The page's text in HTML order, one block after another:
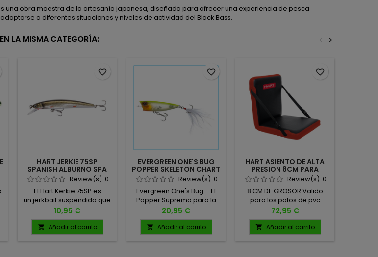
una obra maestra de la artesanía japonesa, diseñada para ofrecer una experiencia de pesca
a diferentes situaciones y niveles de actividad del Black Bass.
LA MISMA CATEGORÍA: >
<
HART JERKIE 75SP
SPANISH ALBURNO SPA
Review(s): 0
El Hart Kerkie 75SP es
un jerkbait suspendido que
demuestra que el tamaño
no lo es todo. Con sus 75
mm y 4.5 g, este señuelo
ligero ofrece lances
Precio
10,95 €
 Añadir al carrito
favorite_border
EVERGREEN ONE'S BUG
POPPER SKELETON CHART
059Review(s): 0
Evergreen One's Bug – El
Popper Supremo para la
Superficie 🎣🔥 El Evergreen
One's Bug es un popper
completo diseñado para
los pescadores que buscan
Precio
20,95 €
 Añadir al carrito
favorite_border
HART ASIENTO DE ALTA
PRESION 8CM PARA
PATOSReview(s): 0
8 CM DE GROSOR Valido
para los patos de pvc
como toda la gama hart
sikkario, vendetta, hybrid o
cualquier otro modelo del
mercado.
Precio
72,95 €
 Añadir al carrito
favorite_border